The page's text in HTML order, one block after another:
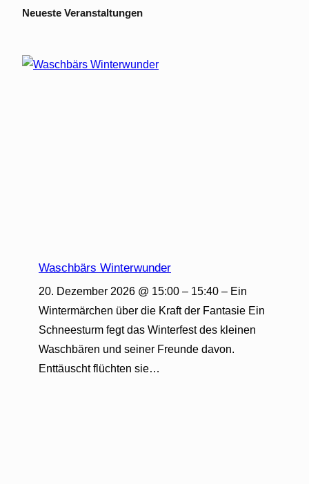
Neueste Veranstaltungen
Waschbärs Winterwunder
20. Dezember 2026 @ 15:00 – 15:40 – Ein
Wintermärchen über die Kraft der Fantasie Ein
Schneesturm fegt das Winterfest des kleinen
Waschbären und seiner Freunde davon.
Enttäuscht flüchten sie…